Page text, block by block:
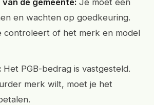
de gemeente: Je moet een
en wachten op goedkeuring.
controleert of het merk en model
Het PGB-bedrag is vastgesteld.
merk wilt, moet je het